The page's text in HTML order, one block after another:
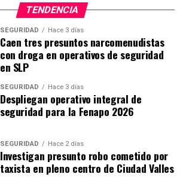
TENDENCIA
SEGURIDAD Hace 3 días
Caen tres presuntos narcomenudistas
con droga en operativos de seguridad
en SLP
SEGURIDAD Hace 3 días
Despliegan operativo integral de
seguridad para la Fenapo 2026
SEGURIDAD Hace 2 días
Investigan presunto robo cometido por
taxista en pleno centro de Ciudad Valles